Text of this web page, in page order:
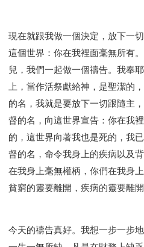
現在就跟我做一個決定，放下一
這個世界：你在我裡面毫無所有
兒，我們一起做一個禱告。我奉
上，當作活祭獻給神，是聖潔的
的名，我就是要放下一切跟隨主
督的名，向這世界宣告：你在我
的，這世界向著我也是死的，我
督的名，命令我身上的疾病以及
在我身上毫無權柄，你們在我身
貧窮的靈要離開，疾病的靈要離開
今天的禱告真好。我想一步一步